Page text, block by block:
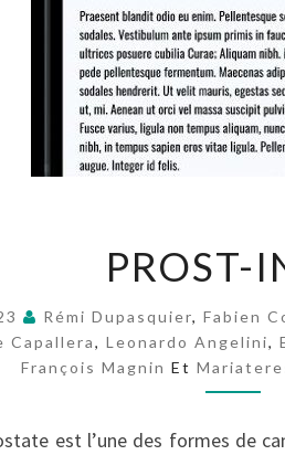
R
S
T
-
N
PROST-
Rémi Dupasquier,Fabien
Capallera,Leonardo Angelini,
François Magnin Et
est l’une des formes de